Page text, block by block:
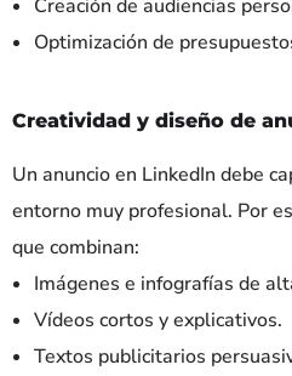
Creación de audiencias
Optimización de
Creatividad y diseño de
Un anuncio en LinkedIn debe
entorno muy profesional. Por
que combinan:
Imágenes e infografías de
Vídeos cortos y explicativos.
Textos publicitarios